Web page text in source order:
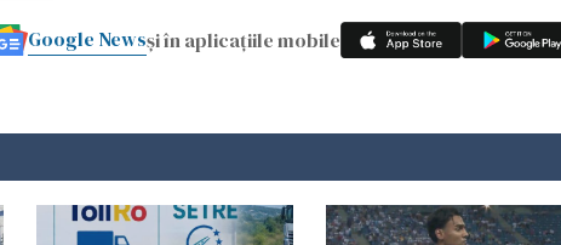
Google Newsși în aplicațiile mobile